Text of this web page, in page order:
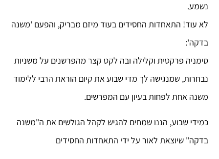
נשמע.
לא עוד! התאחדות החסידים בעוד מיזם מבריק, והפעם 'משנה
בדקה':
סימניה פרקטית וקלילה ובה לקט קצר מהפרשנים על משניות
נבחרות, שמנגישה לך מדי שבוע את קיום הוראת הרבי ללימוד
משנה אחת לפחות בעיון עם המפרשים.
כמידי שבוע, הננו שמחים להגיש לקהל הגולשים את ה"משנה
בדקה" שיוצאת לאור על ידי התאחדות החסידים